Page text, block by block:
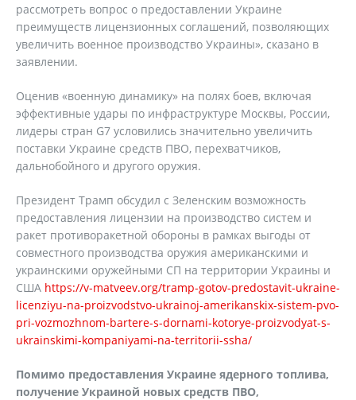
рассмотреть вопрос о предоставлении Украине
преимуществ лицензионных соглашений, позволяющих
увеличить военное производство Украины», сказано в
заявлении.
Оценив «военную динамику» на полях боев, включая
эффективные удары по инфраструктуре Москвы, России,
лидеры стран G7 условились значительно увеличить
поставки Украине средств ПВО, перехватчиков,
дальнобойного и другого оружия.
Президент Трамп обсудил с Зеленским возможность
предоставления лицензии на производство систем и
ракет противоракетной обороны в рамках выгоды от
совместного производства оружия американскими и
украинскими оружейными СП на территории Украины и
США https://v-matveev.org/tramp-gotov-predostavit-ukraine-
licenziyu-na-proizvodstvo-ukrainoj-amerikanskix-sistem-pvo-
pri-vozmozhnom-bartere-s-dornami-kotorye-proizvodyat-s-
ukrainskimi-kompaniyami-na-territorii-ssha/
Помимо предоставления Украине ядерного топлива,
получение Украиной новых средств ПВО,